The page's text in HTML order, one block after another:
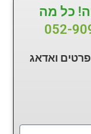
כל מה
052-
ואדאג